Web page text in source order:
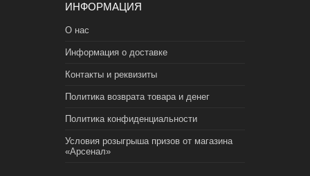
ИНФОРМАЦИЯ
О нас
Информация о доставке
Контакты и реквизиты
Политика возврата товара и денег
Политика конфиденциальности
Условия розыгрыша призов от магазина
«Арсенал»